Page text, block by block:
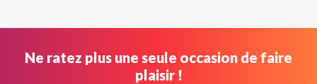
Ne ratez plus une seule occasion de faire
plaisir !